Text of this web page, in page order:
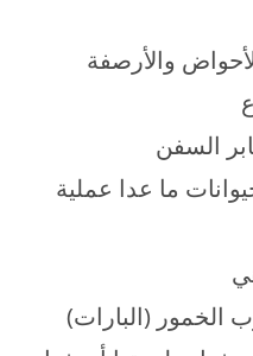
والأرصفة
السفن
ما عدا عملية
الخمور (البارات)